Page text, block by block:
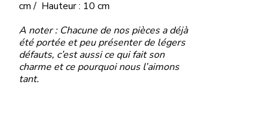
cm / Hauteur : 10 cm
A noter : Chacune de nos pièces a déjà
été portée et peu présenter de légers
défauts, c’est aussi ce qui fait son
charme et ce pourquoi nous l’aimons
tant.